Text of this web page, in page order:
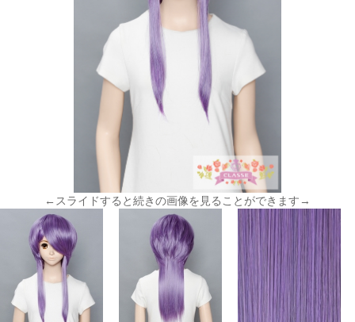
←スライドすると続きの画像を見ることができます→